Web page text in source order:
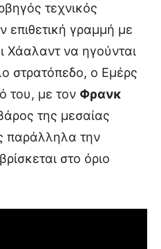
τεχνικός
επιθετική γραμμή με
Χάαλαντ να ηγούνται
στρατόπεδο, ο Εμέρς
του, με τον Φρανκ
της μεσαίας
παράλληλα την
στο όριο